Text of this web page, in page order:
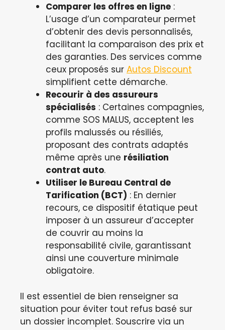
Comparer les offres en ligne :
L’usage d’un comparateur permet
d’obtenir des devis personnalisés,
facilitant la comparaison des prix et
des garanties. Des services comme
ceux proposés sur Autos Discount
simplifient cette démarche.
Recourir à des assureurs
spécialisés : Certaines compagnies,
comme SOS MALUS, acceptent les
profils malussés ou résiliés,
proposant des contrats adaptés
même après une résiliation
contrat auto.
Utiliser le Bureau Central de
Tarification (BCT) : En dernier
recours, ce dispositif étatique peut
imposer à un assureur d’accepter
de couvrir au moins la
responsabilité civile, garantissant
ainsi une couverture minimale
obligatoire.
Il est essentiel de bien renseigner sa
situation pour éviter tout refus basé sur
un dossier incomplet. Souscrire via un